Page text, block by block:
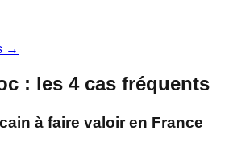
→
: les 4 cas fréquents
à faire valoir en France